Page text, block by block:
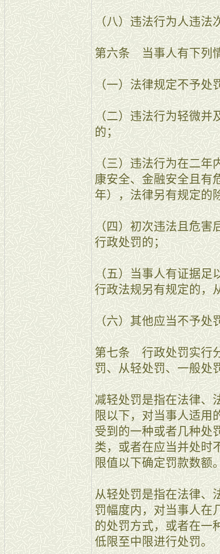
（八）违法行为人违法
第六条 当事人有下列
（一）法律规定不予处
（二）违法行为轻微并
的；
（三）违法行为在二年
康安全、金融安全且有
年），法律另有规定的
（四）初次违法且危害
行政处罚的；
（五）当事人有证据足
行政法规另有规定的，
（六）其他应当不予处
第七条 行政处罚实行
罚、从轻处罚、一般处
减轻处罚是指在法律、
限以下，对当事人适用
受到的一种或者几种处
类，或者在应当并处时
限值以下确定罚款数额
从轻处罚是指在法律、
罚幅度内，对当事人在
的处罚方式，或者在一
低限至中限进行处罚。